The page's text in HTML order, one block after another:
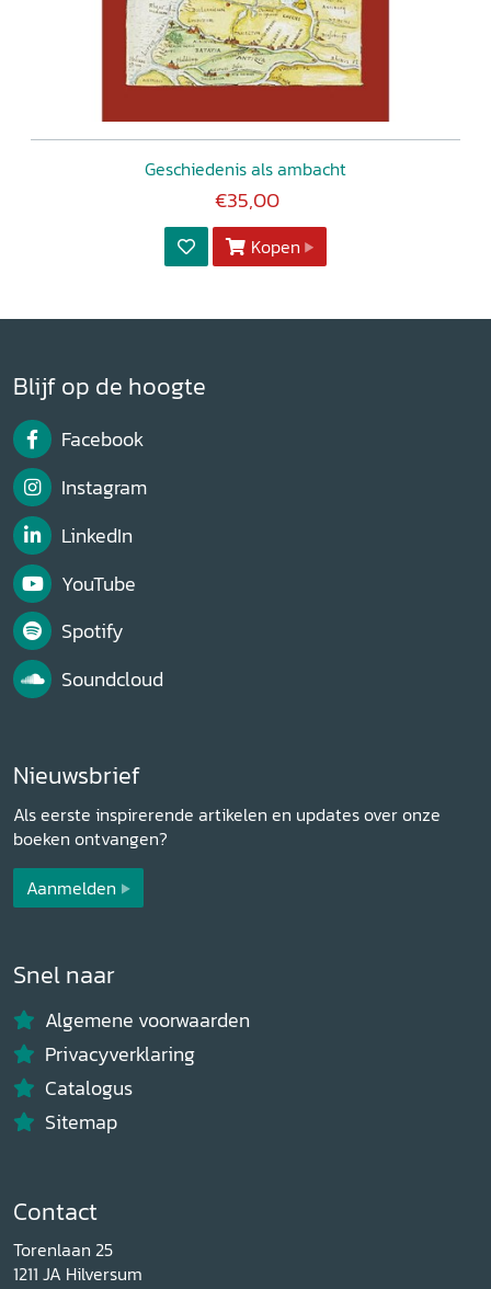
Geschiedenis als ambacht
€35,00
Kopen
Blijf op de hoogte
Facebook
Instagram
LinkedIn
YouTube
Spotify
Soundcloud
Nieuwsbrief
Als eerste inspirerende artikelen en updates over onze
boeken ontvangen?
Aanmelden
Snel naar
Algemene voorwaarden
Privacyverklaring
Catalogus
Sitemap
Contact
Torenlaan 25
1211 JA Hilversum